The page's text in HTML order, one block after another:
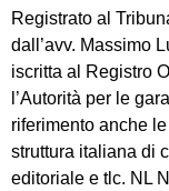
Registrato al
dall’avv. Massimo
iscritta al Registro
l’Autorità per le
riferimento anche
struttura italiana di
editoriale e tlc. NL